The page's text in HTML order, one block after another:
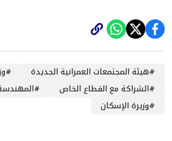
#هيئة المجتمعات العمرانية الجديدة #
#الشراكة مع القطاع الخاص #
#وزيرة الإسكان